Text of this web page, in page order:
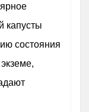
капусты
состояния